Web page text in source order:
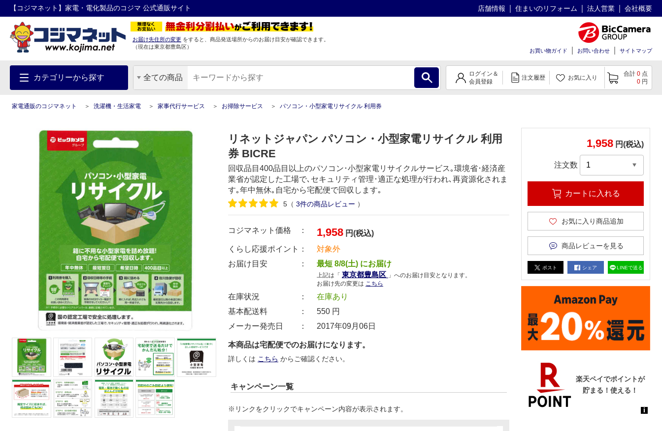
【コジマネット】家電・電化製品のコジマ 公式通販サイト 店舗情報 住まいのリフォーム 法人営業 会社概要
お届け先住所の変更 をすると、商品発送場所からのお届け目安が確認できます。
（現在は東京都豊島区）
お買い物ガイド お問い合わせ サイトマップ
カテゴリーから探す 全ての商品
ログイン＆
会員登録
注文履歴 お気に入り
合計 0 点
0 円
家電通販のコジマネット 洗濯機・生活家電 家事代行サービス お掃除サービス パソコン・小型家電リサイクル 利用券
リネットジャパン パソコン・小型家電リサイクル 利用
券 BICRE
回収品目400品目以上のパソコン･小型家電リサイクルサービス｡環境省･経済産
業省が認定した工場で､セキュリティ管理･適正な処理が行われ､再資源化されま
す｡年中無休｡自宅から宅配便で回収します｡
5 （ 3件の商品レビュー ）
コジマネット価格 ： 1,958 円(税込)
くらし応援ポイント：
対象外
お届け目安 ：
最短 8/8(土) にお届け
上記は「 東京都豊島区 」へのお届け目安となります。
お届け先の変更は こちら
在庫状況 ：
在庫あり
基本配送料 ：
550 円
メーカー発売日 ：
2017年09月06日
本商品は宅配便でのお届けになります。
詳しくは こちら からご確認ください。
キャンペーン一覧
※リンクをクリックでキャンペーン内容が表示されます。
1,958 円(税込)
注文数
カートに入れる
お気に入り商品追加
商品レビューを見る
ポスト シェア LINEで送る